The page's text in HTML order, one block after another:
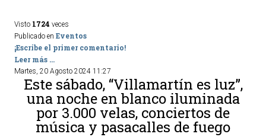
Visto 1724 veces
Publicado en Eventos
¡Escribe el primer comentario!
Leer más ...
Martes, 20 Agosto 2024 11:27
Este sábado, “Villamartín es luz”,
una noche en blanco iluminada
por 3.000 velas, conciertos de
música y pasacalles de fuego